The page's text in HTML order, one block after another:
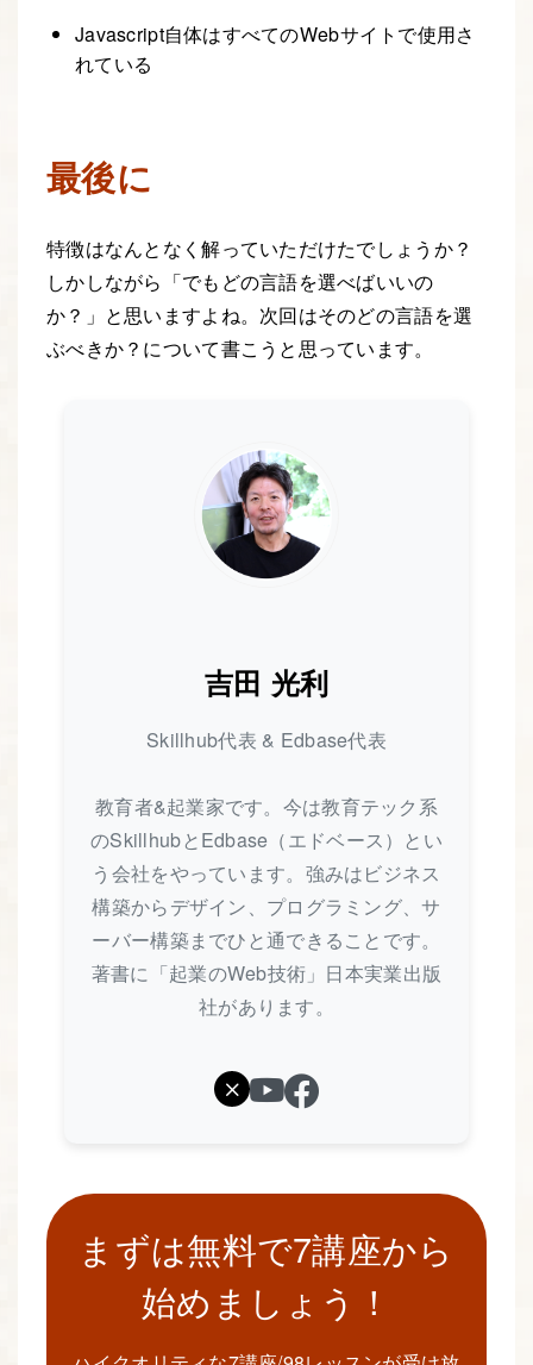
Javascript自体はすべてのWebサイトで使用さ
れている
最後に
特徴はなんとなく解っていただけたでしょうか？
しかしながら「でもどの言語を選べばいいの
か？」と思いますよね。次回はそのどの言語を選
ぶべきか？について書こうと思っています。
吉田 光利
Skillhub代表 & Edbase代表
教育者&起業家です。今は教育テック系
のSkillhubとEdbase（エドベース）とい
う会社をやっています。強みはビジネス
構築からデザイン、プログラミング、サ
ーバー構築までひと通できることです。
著書に「起業のWeb技術」日本実業出版
社があります。
まずは無料で7講座から
始めましょう！